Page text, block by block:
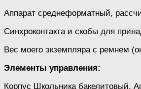
Аппарат среднеформатный,
Синхроконтакта и скобы для
Вес моего экземпляра с ремнем
Элементы управления:
Корпус Школьника бакелитовый.